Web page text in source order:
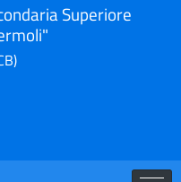
Superiore